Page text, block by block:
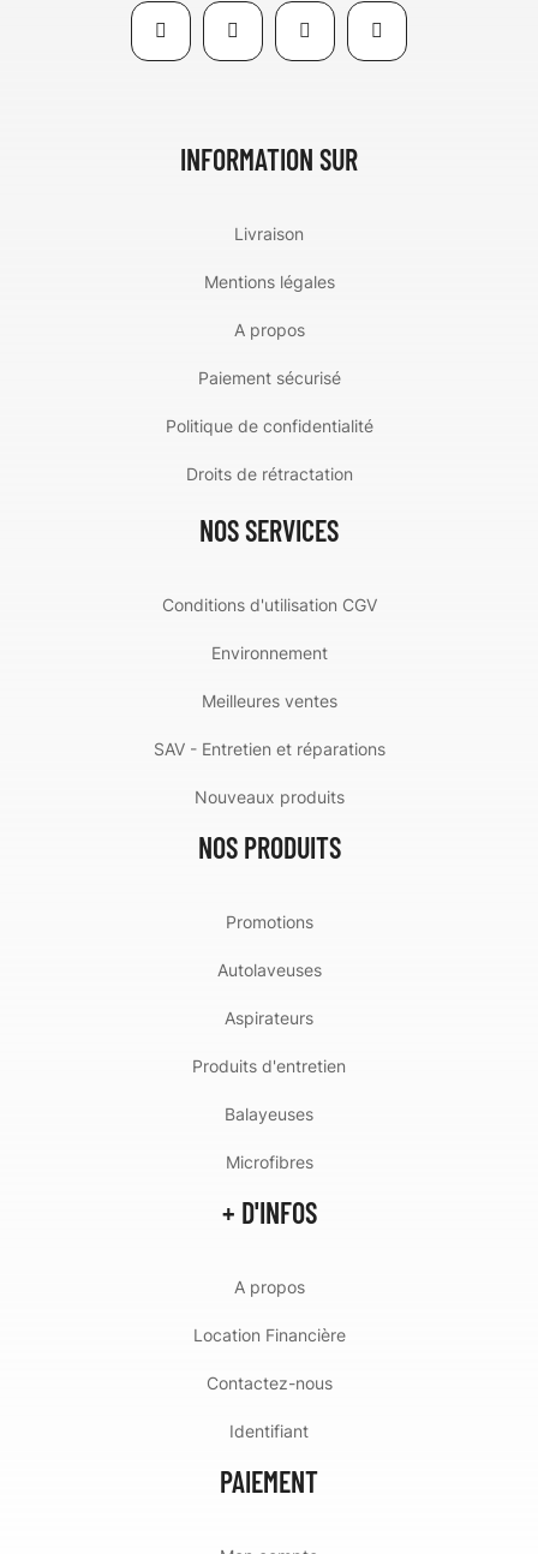
INFORMATION SUR
Livraison
Mentions légales
A propos
Paiement sécurisé
Politique de confidentialité
Droits de rétractation
NOS SERVICES
Conditions d'utilisation CGV
Environnement
Meilleures ventes
SAV - Entretien et réparations
Nouveaux produits
NOS PRODUITS
Promotions
Autolaveuses
Aspirateurs
Produits d'entretien
Balayeuses
Microfibres
+ D'INFOS
A propos
Location Financière
Contactez-nous
Identifiant
PAIEMENT